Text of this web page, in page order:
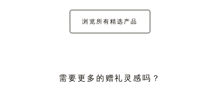
浏览所有精选产品
需要更多的赠礼灵感吗？